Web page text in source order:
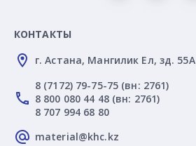
КОНТАКТЫ
г. Астана, Мангилик Ел, зд. 55А
8 (7172) 79-75-75 (вн: 2761)
8 800 080 44 48 (вн: 2761)
8 707 994 68 80
material@khc.kz